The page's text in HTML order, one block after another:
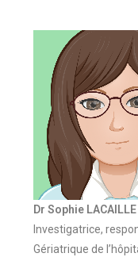
Dr Sophie LACAILLE
Investigatrice,
Gériatrique de